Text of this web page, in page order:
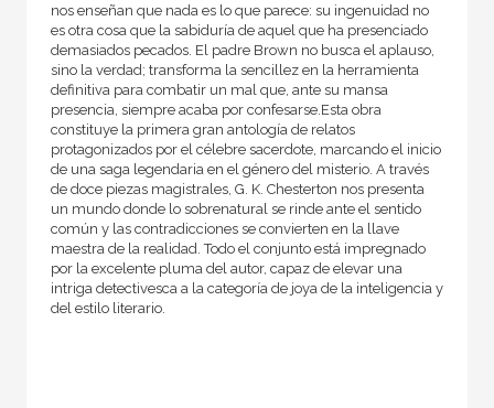
nos enseñan que nada es lo que parece: su ingenuidad no
es otra cosa que la sabiduría de aquel que ha presenciado
demasiados pecados. El padre Brown no busca el aplauso,
sino la verdad; transforma la sencillez en la herramienta
definitiva para combatir un mal que, ante su mansa
presencia, siempre acaba por confesarse.Esta obra
constituye la primera gran antología de relatos
protagonizados por el célebre sacerdote, marcando el inicio
de una saga legendaria en el género del misterio. A través
de doce piezas magistrales, G. K. Chesterton nos presenta
un mundo donde lo sobrenatural se rinde ante el sentido
común y las contradicciones se convierten en la llave
maestra de la realidad. Todo el conjunto está impregnado
por la excelente pluma del autor, capaz de elevar una
intriga detectivesca a la categoría de joya de la inteligencia y
del estilo literario.